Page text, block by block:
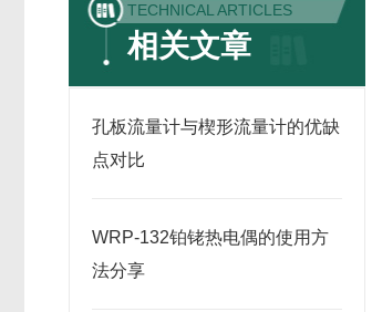
TECHNICAL ARTICLES
相关文章
孔板流量计与楔形流量计的优缺
点对比
WRP-132铂铑热电偶的使用方
法分享